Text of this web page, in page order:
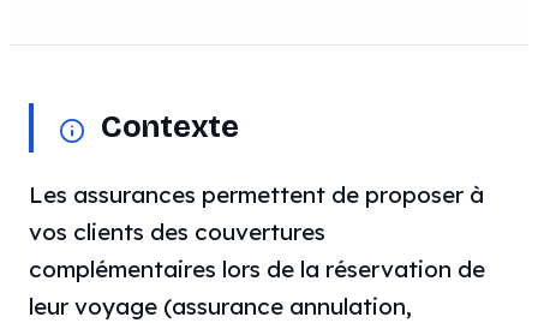
Contexte
Les assurances permettent de proposer à
vos clients des couvertures
complémentaires lors de la réservation de
leur voyage (assurance annulation,